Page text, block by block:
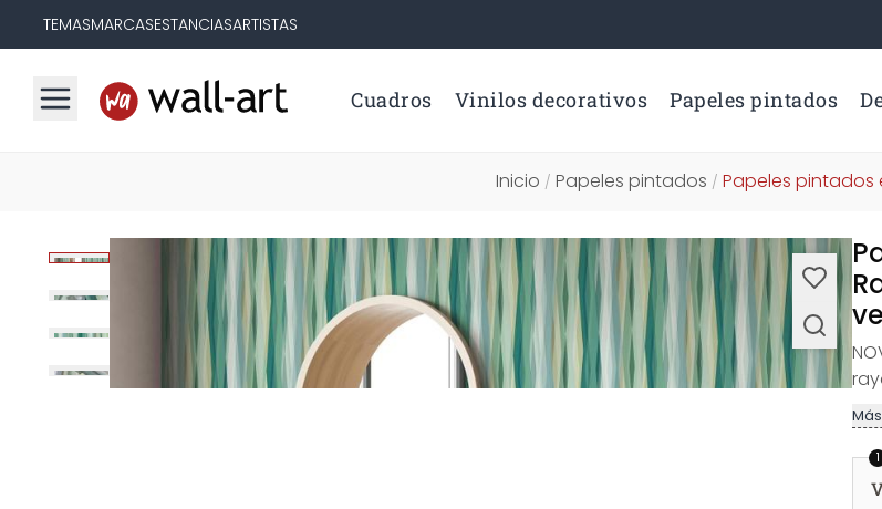
TEMASMARCASESTANCIASARTISTAS
Cuadros Vinilos decorativos Papeles pintados
Inicio / Papeles pintados / Papeles
1